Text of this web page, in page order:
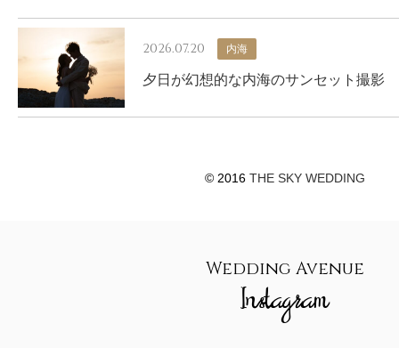
2026.07.20 内海
夕日が幻想的な内海のサンセット撮影
© 2016 THE SKY WEDDING
Wedding Avenue
Instagram